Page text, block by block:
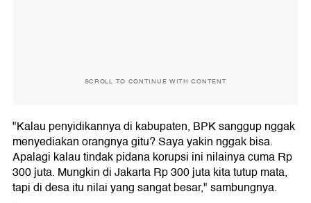
SCROLL TO CONTINUE WITH CONTENT
"Kalau penyidikannya di kabupaten, BPK sanggup nggak
menyediakan orangnya gitu? Saya yakin nggak bisa.
Apalagi kalau tindak pidana korupsi ini nilainya cuma Rp
300 juta. Mungkin di Jakarta Rp 300 juta kita tutup mata,
tapi di desa itu nilai yang sangat besar," sambungnya.